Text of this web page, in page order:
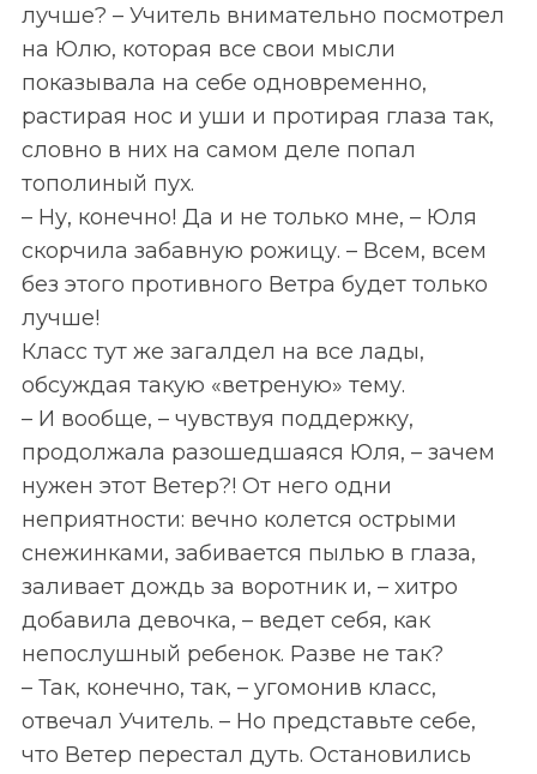
лучше? – Учитель внимательно посмотрел
на Юлю, которая все свои мысли
показывала на себе одновременно,
растирая нос и уши и протирая глаза так,
словно в них на самом деле попал
тополиный пух.
– Ну, конечно! Да и не только мне, – Юля
скорчила забавную рожицу. – Всем, всем
без этого противного Ветра будет только
лучше!
Класс тут же загалдел на все лады,
обсуждая такую «ветреную» тему.
– И вообще, – чувствуя поддержку,
продолжала разошедшаяся Юля, – зачем
нужен этот Ветер?! От него одни
неприятности: вечно колется острыми
снежинками, забивается пылью в глаза,
заливает дождь за воротник и, – хитро
добавила девочка, – ведет себя, как
непослушный ребенок. Разве не так?
– Так, конечно, так, – угомонив класс,
отвечал Учитель. – Но представьте себе,
что Ветер перестал дуть. Остановились